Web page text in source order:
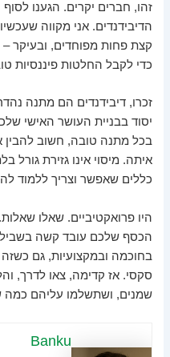
זהו, חברים יקרים. הגענו
הדיבידנדים. אני מקווה
קצת פחות מפוחדים, ובעיקר
כדי לקבל החלטות פיננסיות
זכרו, דיבידנדים הם מתנה
יסוד בבניית העושר האישי
בכל מתנה טובה, חשוב להבין
איתה. מיסוי אינו גזירת גורל
כללים שאפשר וצריך ללמוד
היו פרואקטיביים. שאלו
הכסף שלכם עובד קשה
בחוכמה ובמקצועיות, גם
סקסי. אז קדימה, צאו לדרך,
שמנים, ושתשלמו עליהם כמה
Banku